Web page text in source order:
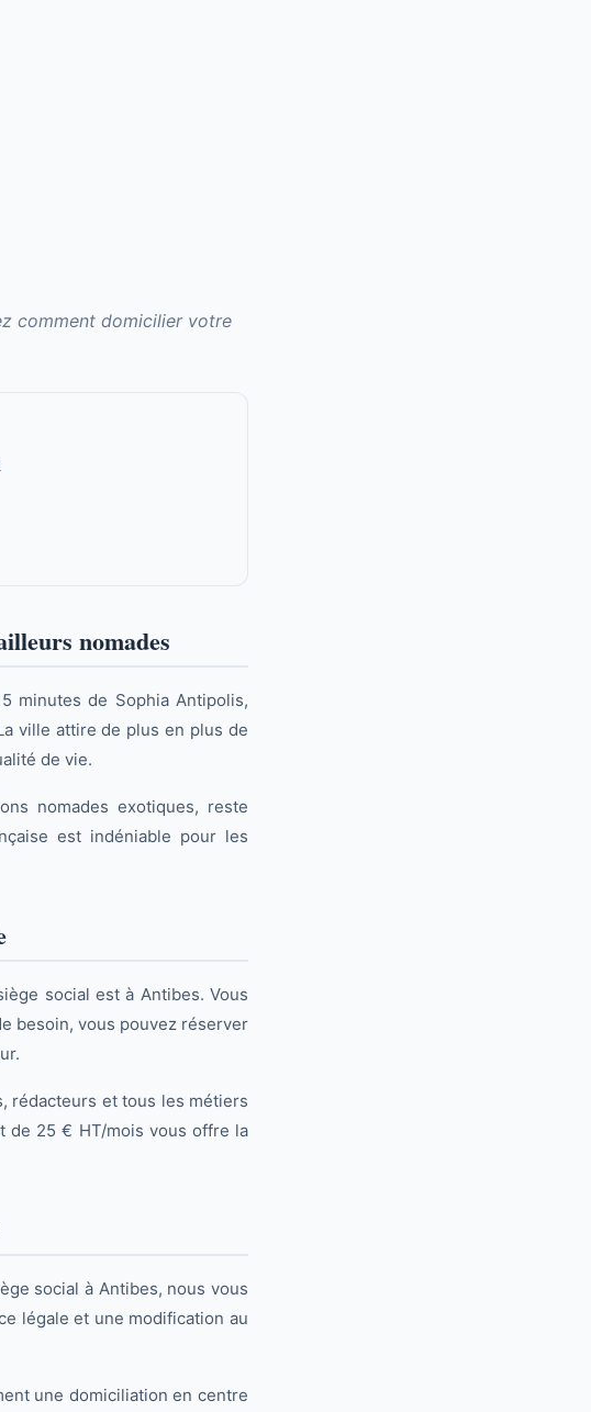
comment domicilier votre
nomades
minutes de Sophia Antipolis,
ville attire de plus en plus de
de vie.
nomades exotiques, reste
est indéniable pour les
social est à Antibes. Vous
besoin, vous pouvez réserver
rédacteurs et tous les métiers
de 25 € HT/mois vous offre la
social à Antibes, nous vous
légale et une modification au
une domiciliation en centre